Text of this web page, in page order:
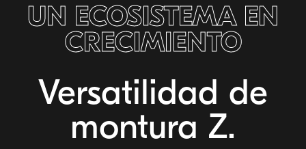
UN ECOSISTEMA EN
CRECIMIENTO
Versatilidad de
montura Z.